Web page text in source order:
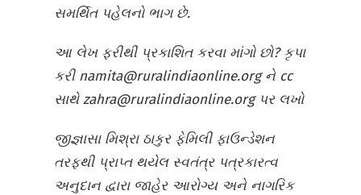
સમર્થિત પહેલનો ભાગ છે.
આ લેખ ફરીથી પ્રકાશિત કરવા માંગો છો? કૃપા
કરી namita@ruralindiaonline.org ને cc
સાથે zahra@ruralindiaonline.org પર લખો
જીજ્ઞાસા મિશ્રા ઠાકુર ફેમિલી ફાઉન્ડેશન
તરફથી પ્રાપ્ત થયેલ સ્વતંત્ર પત્રકારત્વ
અનુદાન દ્વારા જાહેર આરોગ્ય અને નાગરિક